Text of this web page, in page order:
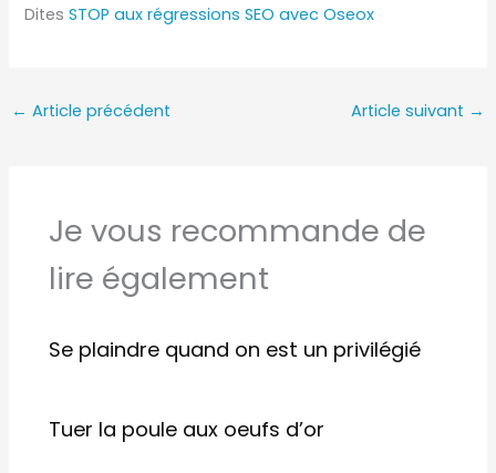
DitesSTOP aux régressions SEO avec Oseox
← Article précédent Article suivant →
Je vous recommande de
lire également
Se plaindre quand on est un privilégié
Tuer la poule aux oeufs d’or